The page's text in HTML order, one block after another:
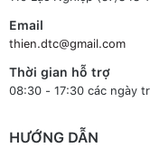
Email
thien.dtc@gmail.com
Thời gian hỗ trợ
08:30 - 17:30 các ngày
HƯỚNG DẪN